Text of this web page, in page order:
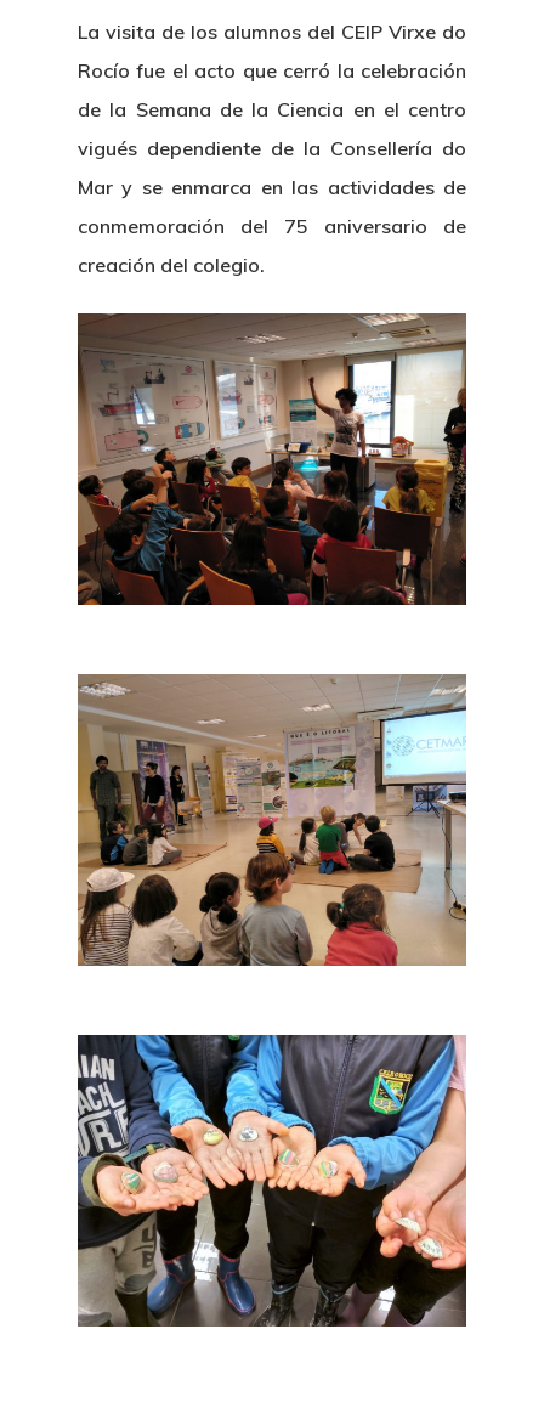
La visita de los alumnos del CEIP Virxe do
Rocío fue el acto que cerró la celebración
de la Semana de la Ciencia en el centro
vigués dependiente de la Consellería do
Mar y se enmarca en las actividades de
conmemoración del 75 aniversario de
creación del colegio.